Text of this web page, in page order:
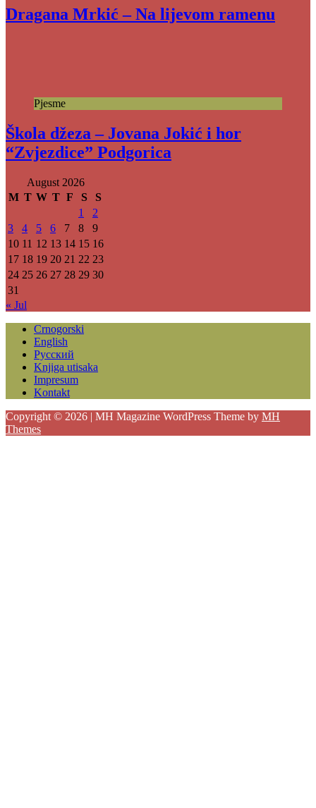
Dragana Mrkić – Na lijevom ramenu
Pjesme
Škola džeza – Jovana Jokić i hor
“Zvjezdice” Podgorica
August 2026
M T W T F S
S
1
2
3
4 5 6 7 8
9
10 11 12 13 14 15 16
17 18 19 20 21 22 23
24 25 26 27 28 29 30
31
« Jul
Crnogorski
English
Русский
Knjiga utisaka
Impresum
Kontakt
Copyright © 2026 | MH Magazine WordPress Theme by MH
Themes